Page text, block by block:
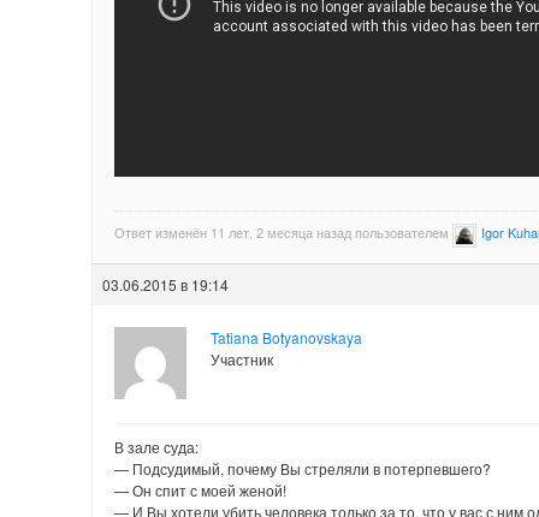
Ответ изменён 11 лет, 2 месяца назад пользователем Igor
03.06.2015 в 19:14
Tatiana Botyanovskaya
Участник
В зале суда:
— Подсудимый, почему Вы стреляли в потерпевшего?
— Он спит с моей женой!
— И Вы хотели убить человека только за то, что у вас с ним